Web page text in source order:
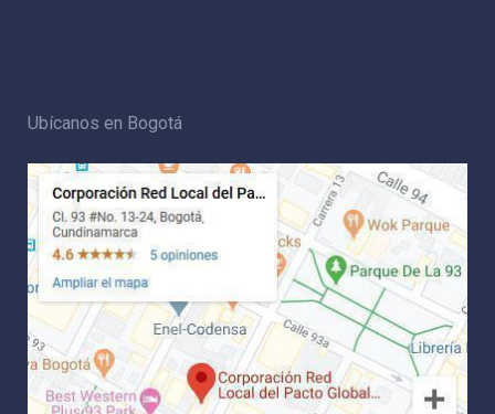
Ubícanos en Bogotá